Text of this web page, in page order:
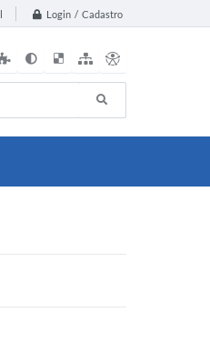
Login / Cadastro